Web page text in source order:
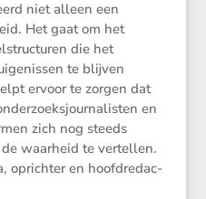
niet alleen een
Het gaat om het
die het
te blijven
ervoor te zorgen dat
en
zich nog steeds
waarheid te vertellen.
oprichter en hoofd­re­dac­